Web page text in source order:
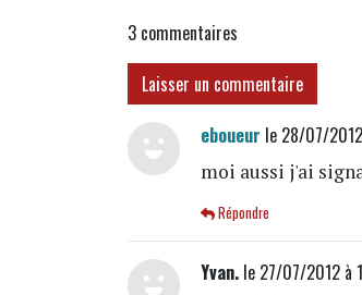
3 commentaires
Laisser un commentaire
eboueur le 28/07/
moi aussi j'ai
Répondre
Yvan. le 27/07/2012 à